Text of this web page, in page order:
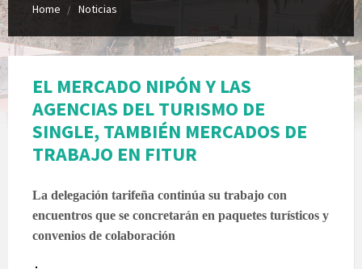
Home Noticias
EL MERCADO NIPÓN Y LAS
AGENCIAS DEL TURISMO DE
SINGLE, TAMBIÉN MERCADOS DE
TRABAJO EN FITUR
La delegación tarifeña continúa su trabajo con
encuentros que se concretarán en paquetes turísticos y
convenios de colaboración